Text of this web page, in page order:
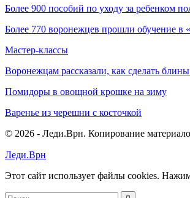
Более 900 пособий по уходу за ребенком
Более 770 воронежцев прошли обучение в
Мастер-классы
Воронежцам рассказали, как сделать
Помидоры в овощной крошке на зиму
Варенье из черешни с косточкой
© 2026 - Леди.Врн. Копирование
Леди.Врн
Этот сайт использует файлы cookies.